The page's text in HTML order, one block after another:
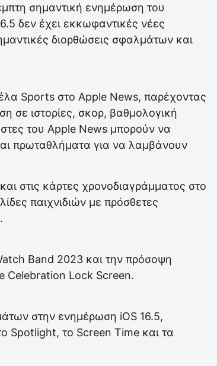
σημαντική ενημέρωση του
δεν έχει εκκωφαντικές νέες
διορθώσεις σφαλμάτων και
Sports στο Apple News, παρέχοντας
σε ιστορίες, σκορ, βαθμολογική
του Apple News μπορούν να
πρωταθλήματα για να λαμβάνουν
στις κάρτες χρονοδιαγράμματος στο
παιχνιδιών με πρόσθετες
Band 2023 και την πρόσοψη
Celebration Lock Screen.
στην ενημέρωση iOS 16.5,
Spotlight, το Screen Time και τα